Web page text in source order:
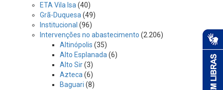
ETA Vila Isa(40)
Grã-Duquesa(49)
Institucional (96)
Intervenções no abastecimento (2.206)
Altinópolis (35)
Alto Esplanada(6)
Alto Sir(3)
Azteca(6)
Baguari (8)